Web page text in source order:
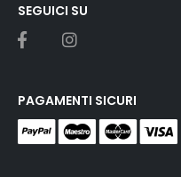
SEGUICI SU
PAGAMENTI SICURI